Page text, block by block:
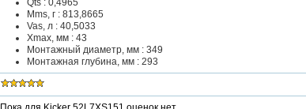
Mms, г : 813,8665
Vas, л : 40,5033
Xmax, мм : 43
Монтажный диаметр, мм : 349
Монтажная глубина, мм : 293